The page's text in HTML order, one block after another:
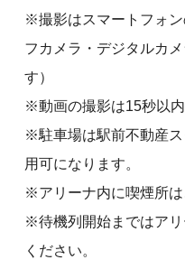
※撮影はスマートフォ
フカメラ・デジタルカ
す）
※動画の撮影は15秒以内
※駐車場は駅前不動産
用可になります。
※アリーナ内に喫煙所は
※待機列開始まではア
ください。